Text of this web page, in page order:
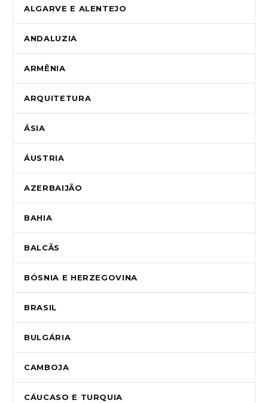
ALGARVE E ALENTEJO
ANDALUZIA
ARMÊNIA
ARQUITETURA
ÁSIA
ÁUSTRIA
AZERBAIJÃO
BAHIA
BALCÃS
BÓSNIA E HERZEGOVINA
BRASIL
BULGÁRIA
CAMBOJA
CÁUCASO E TURQUIA